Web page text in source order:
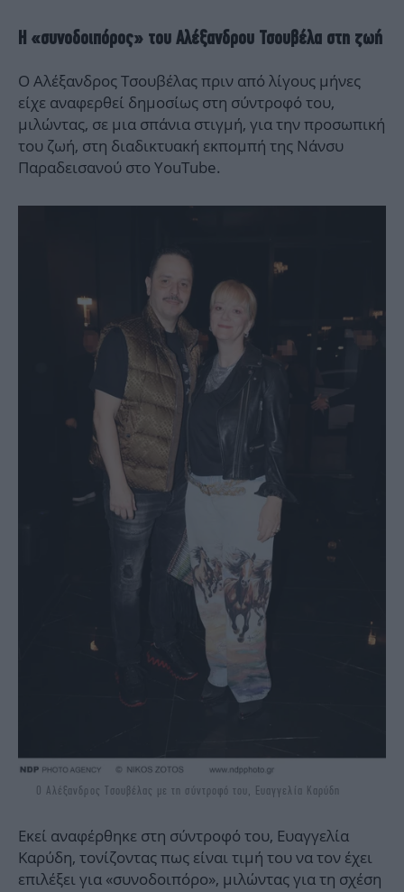
Η «συνοδοιπόρος» του Αλέξανδρου Τσουβέλα στη ζωή
Ο Αλέξανδρος Τσουβέλας πριν από λίγους μήνες
είχε αναφερθεί δημοσίως στη σύντροφό του,
μιλώντας, σε μια σπάνια στιγμή, για την προσωπική
του ζωή, στη διαδικτυακή εκπομπή της Νάνσυ
Παραδεισανού στο YouTube.
Ο Αλέξανδρος Τσουβέλας με τη σύντροφό του, Ευαγγελία Καρύδη
Εκεί αναφέρθηκε στη σύντροφό του, Ευαγγελία
Καρύδη, τονίζοντας πως είναι τιμή του να τον έχει
επιλέξει για «συνοδοιπόρο», μιλώντας για τη σχέση